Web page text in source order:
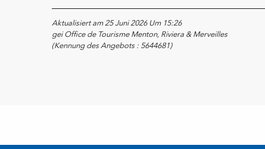
Aktualisiert am 25 Juni 2026 Um 15:26
gei Office de Tourisme Menton, Riviera & Merveilles
(Kennung des Angebots : 5644681)